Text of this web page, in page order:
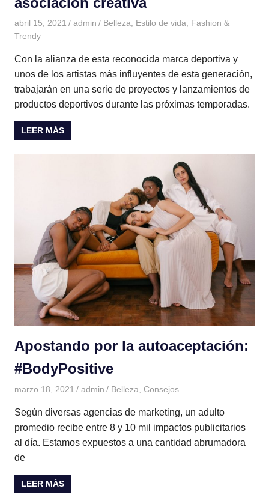
abril 15, 2021 admin Belleza, Estilo de vida, Fashion &
Trendy
Con la alianza de esta reconocida marca deportiva y
unos de los artistas más influyentes de esta generación,
trabajarán en una serie de proyectos y lanzamientos de
productos deportivos durante las próximas temporadas.
LEER MÁS
Apostando por la autoaceptación:
#BodyPositive
marzo 18, 2021 admin Belleza Consejos
Según diversas agencias de marketing, un adulto
promedio recibe entre 8 y 10 mil impactos publicitarios
al día. Estamos expuestos a una cantidad abrumadora
de
LEER MÁS